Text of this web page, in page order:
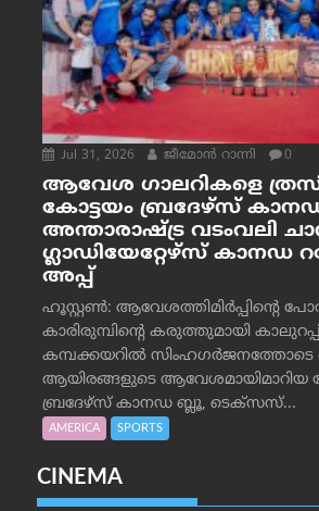
Jul 31, 2026 ജീമോന്‍ റാന്നി 0
ആവേശ ഗാലറികളെ
കോട്ടയം ബ്രദേഴ്‌സ്
അന്താരാഷ്ട്ര വടംവലി
ഗ്ലാഡിയേറ്റേഴ്‌സ് കാനഡ
അപ്പ്
ഹൂസ്റ്റണ്‍: ആവേശത്തിമിര്‍പ്പിന്റെ
കാരിരുമ്പിന്റെ കരുത്തുമായി
കമ്പക്കയറില്‍
ആയിരങ്ങളുടെ ആവേശമായിമാറിയ
ബ്രദേഴ്‌സ് കാനഡ ബ്ലൂ, ടെക്‌സസ്...
AMERICA SPORTS
CINEMA